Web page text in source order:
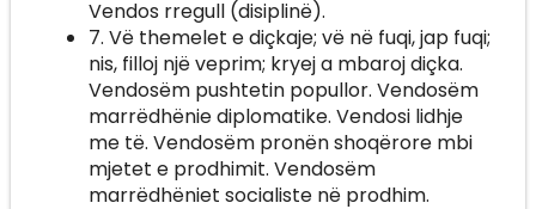
Vendos rregull (disiplinë).
7. Vë themelet e diçkaje; vë në fuqi, jap fuqi;
nis, filloj një veprim; kryej a mbaroj diçka.
Vendosëm pushtetin popullor. Vendosëm
marrëdhënie diplomatike. Vendosi lidhje
me të. Vendosëm pronën shoqërore mbi
mjetet e prodhimit. Vendosëm
marrëdhëniet socialiste në prodhim.